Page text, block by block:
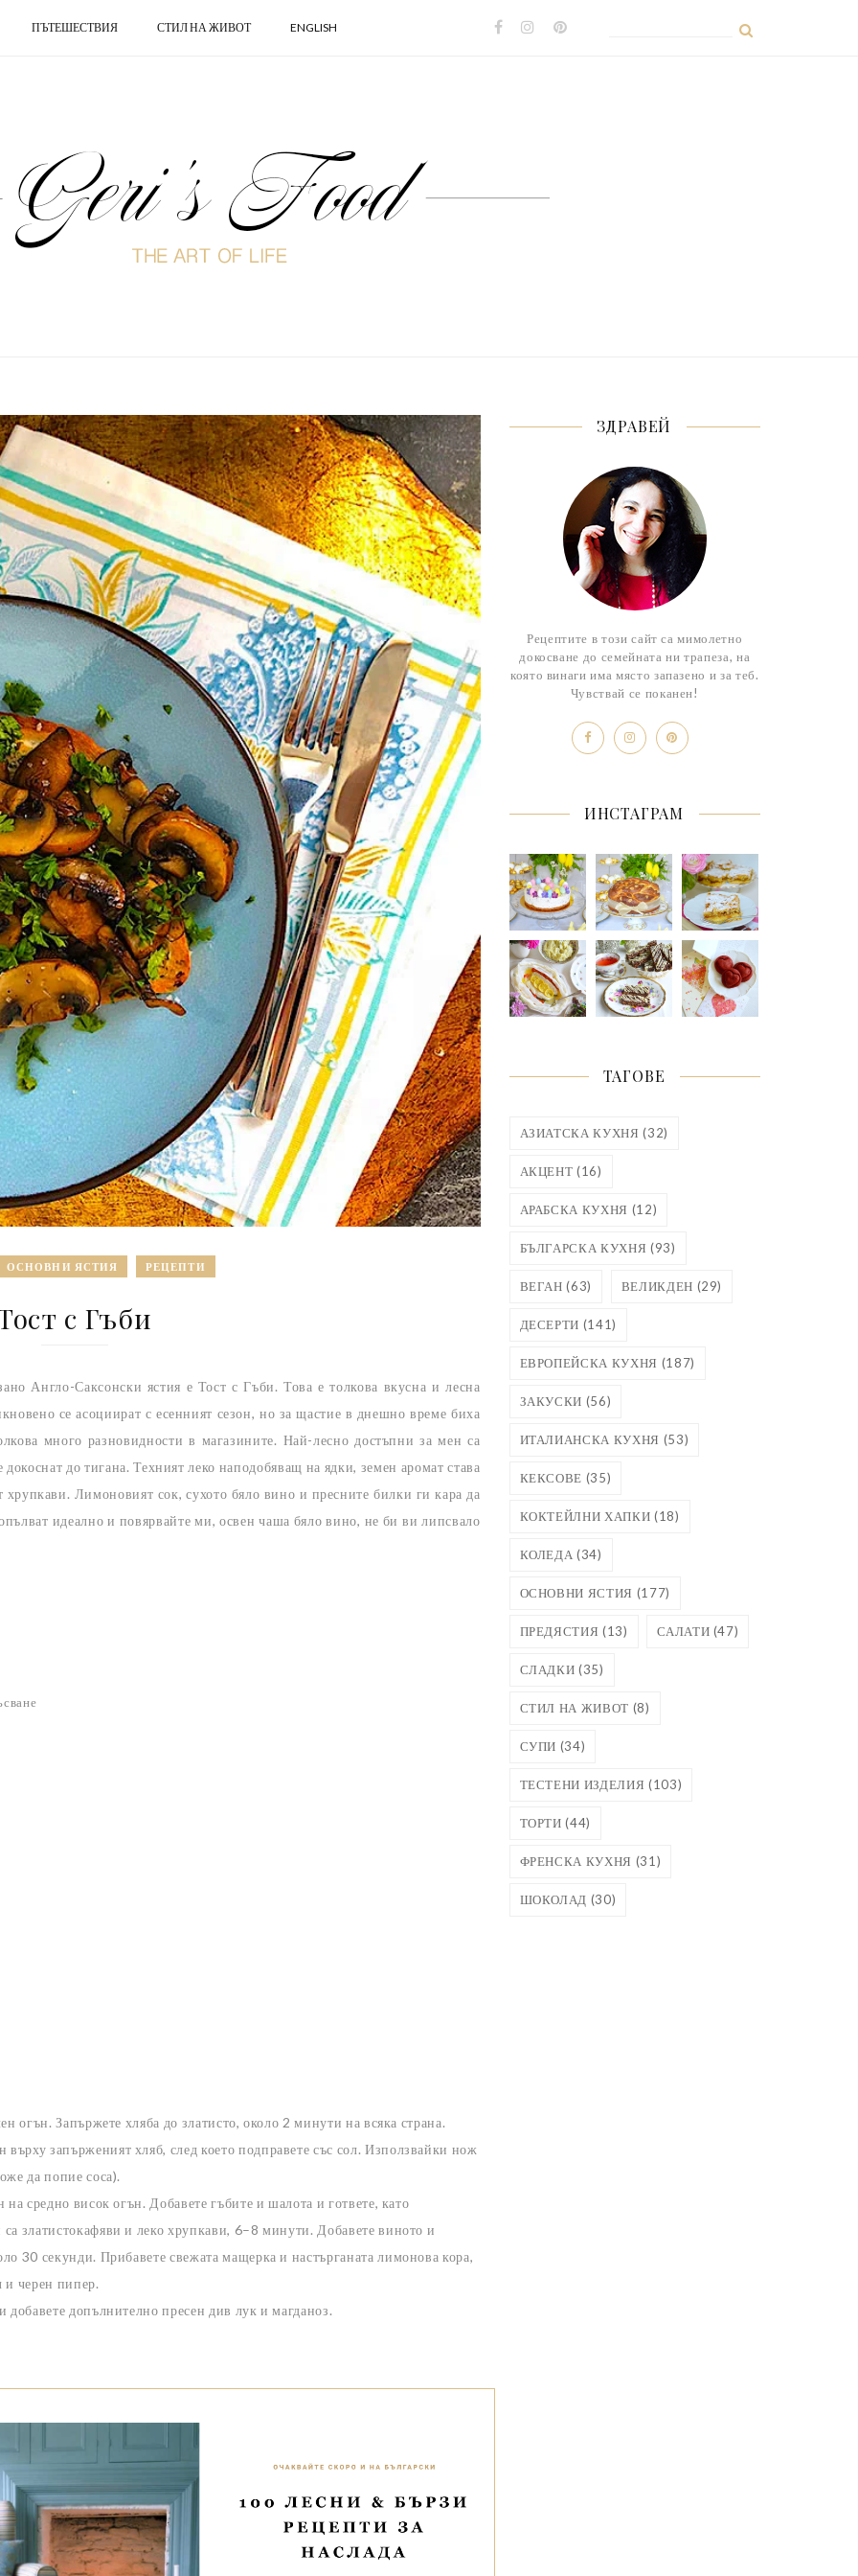
ПЪТЕШЕСТВИЯ СТИЛ НА ЖИВОТ ENGLISH
ОСНОВНИ ЯСТИЯ РЕЦЕПТИ
с Гъби
Англо-Саксонски ястия е Тост с Гъби. Това е толкова вкусна и лесна
се асоциират с есенният сезон, но за щастие в днешно време биха
много разновидности в магазините. Най-лесно достъпни за мен са
до тигана. Техният леко наподобяващ на ядки, земен аромат става
Лимоновият сок, сухото бяло вино и пресните билки ги кара да
идеално и повярвайте ми, освен чаша бяло вино, не би ви липсвало
огън. Запържете хляба до златисто, около 2 минути на всяка страна.
запърженият хляб, след което подправете със сол. Използвайки нож
да попие соса).
средно висок огън. Добавете гъбите и шалота и гответе, като
са златистокафяви и леко хрупкави, 6–8 минути. Добавете виното и
30 секунди. Прибавете свежата мащерка и настърганата лимонова кора,
и черен пипер.
добавете допълнително пресен див лук и магданоз.
ЗДРАВЕЙ
Рецептите в този сайт са мимолетно
докосване до семейната ни трапеза, на
която винаги има място запазено и за теб.
Чувствай се поканен!
ИНСТАГРАМ
ТАГОВЕ
АЗИАТСКА КУХНЯ (32)
АКЦЕНТ (16)
АРАБСКА КУХНЯ (12)
БЪЛГАРСКА КУХНЯ (93)
ВЕГАН (63) ВЕЛИКДЕН (29)
ДЕСЕРТИ (141)
ЕВРОПЕЙСКА КУХНЯ (187)
ЗАКУСКИ (56)
ИТАЛИАНСКА КУХНЯ (53)
КЕКСОВЕ (35)
КОКТЕЙЛНИ ХАПКИ (18)
КОЛЕДА (34)
ОСНОВНИ ЯСТИЯ (177)
ПРЕДЯСТИЯ (13) САЛАТИ (47)
СЛАДКИ (35)
СТИЛ НА ЖИВОТ (8)
СУПИ (34)
ТЕСТЕНИ ИЗДЕЛИЯ (103)
ТОРТИ (44)
ФРЕНСКА КУХНЯ (31)
ШОКОЛАД (30)